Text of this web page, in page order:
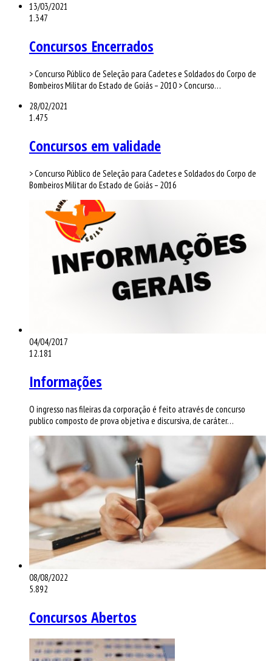
13/03/2021
1.347
Concursos Encerrados
> Concurso Público de Seleção para Cadetes e Soldados do Corpo de
Bombeiros Militar do Estado de Goiás – 2010 > Concurso…
28/02/2021
1.475
Concursos em validade
> Concurso Público de Seleção para Cadetes e Soldados do Corpo de
Bombeiros Militar do Estado de Goiás – 2016
04/04/2017
12.181
Informações
O ingresso nas fileiras da corporação é feito através de concurso
publico composto de prova objetiva e discursiva, de caráter…
08/08/2022
5.892
Concursos Abertos